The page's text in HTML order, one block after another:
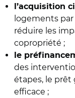
l’acquisition
logements
réduire les
copropriété ;
le
des
étapes, le prêt
efficace ;